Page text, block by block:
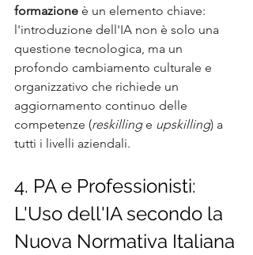
formazione è un elemento chiave:
l'introduzione dell'IA non è solo una
questione tecnologica, ma un
profondo cambiamento culturale e
organizzativo che richiede un
aggiornamento continuo delle
competenze (reskilling e upskilling) a
tutti i livelli aziendali.
4. PA e Professionisti:
L'Uso dell'IA secondo la
Nuova Normativa Italiana